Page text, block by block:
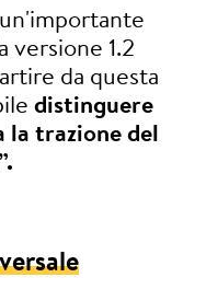
1.2
da questa
distinguere
la trazione del